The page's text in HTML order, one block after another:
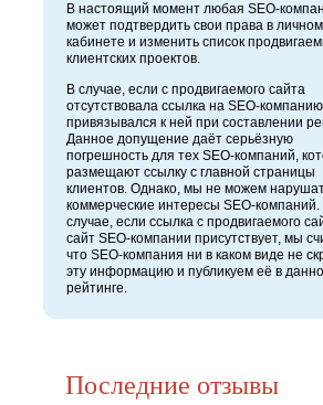
В настоящий момент любая SEO-
может подтвердить свои права в личном
кабинете и изменить список
клиентских проектов.
В случае, если с продвигаемого сайта
отсутствовала ссылка на SEO-
привязывался к ней при составлении
Данное допущение даёт серьёзную
погрешность для тех SEO-компаний,
размещают ссылку с главной страницы
клиентов. Однако, мы не можем
коммерческие интересы SEO-компаний.
случае, если ссылка с продвигаемого
сайт SEO-компании присутствует, мы
что SEO-компания ни в каком виде не
эту информацию и публикуем её в
рейтинге.
Последние отзывы